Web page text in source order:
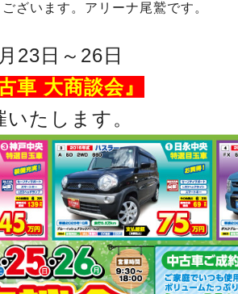
ざいます。アリーナ尾鷲です。
23日～26日
車 大商談会』
いたします。